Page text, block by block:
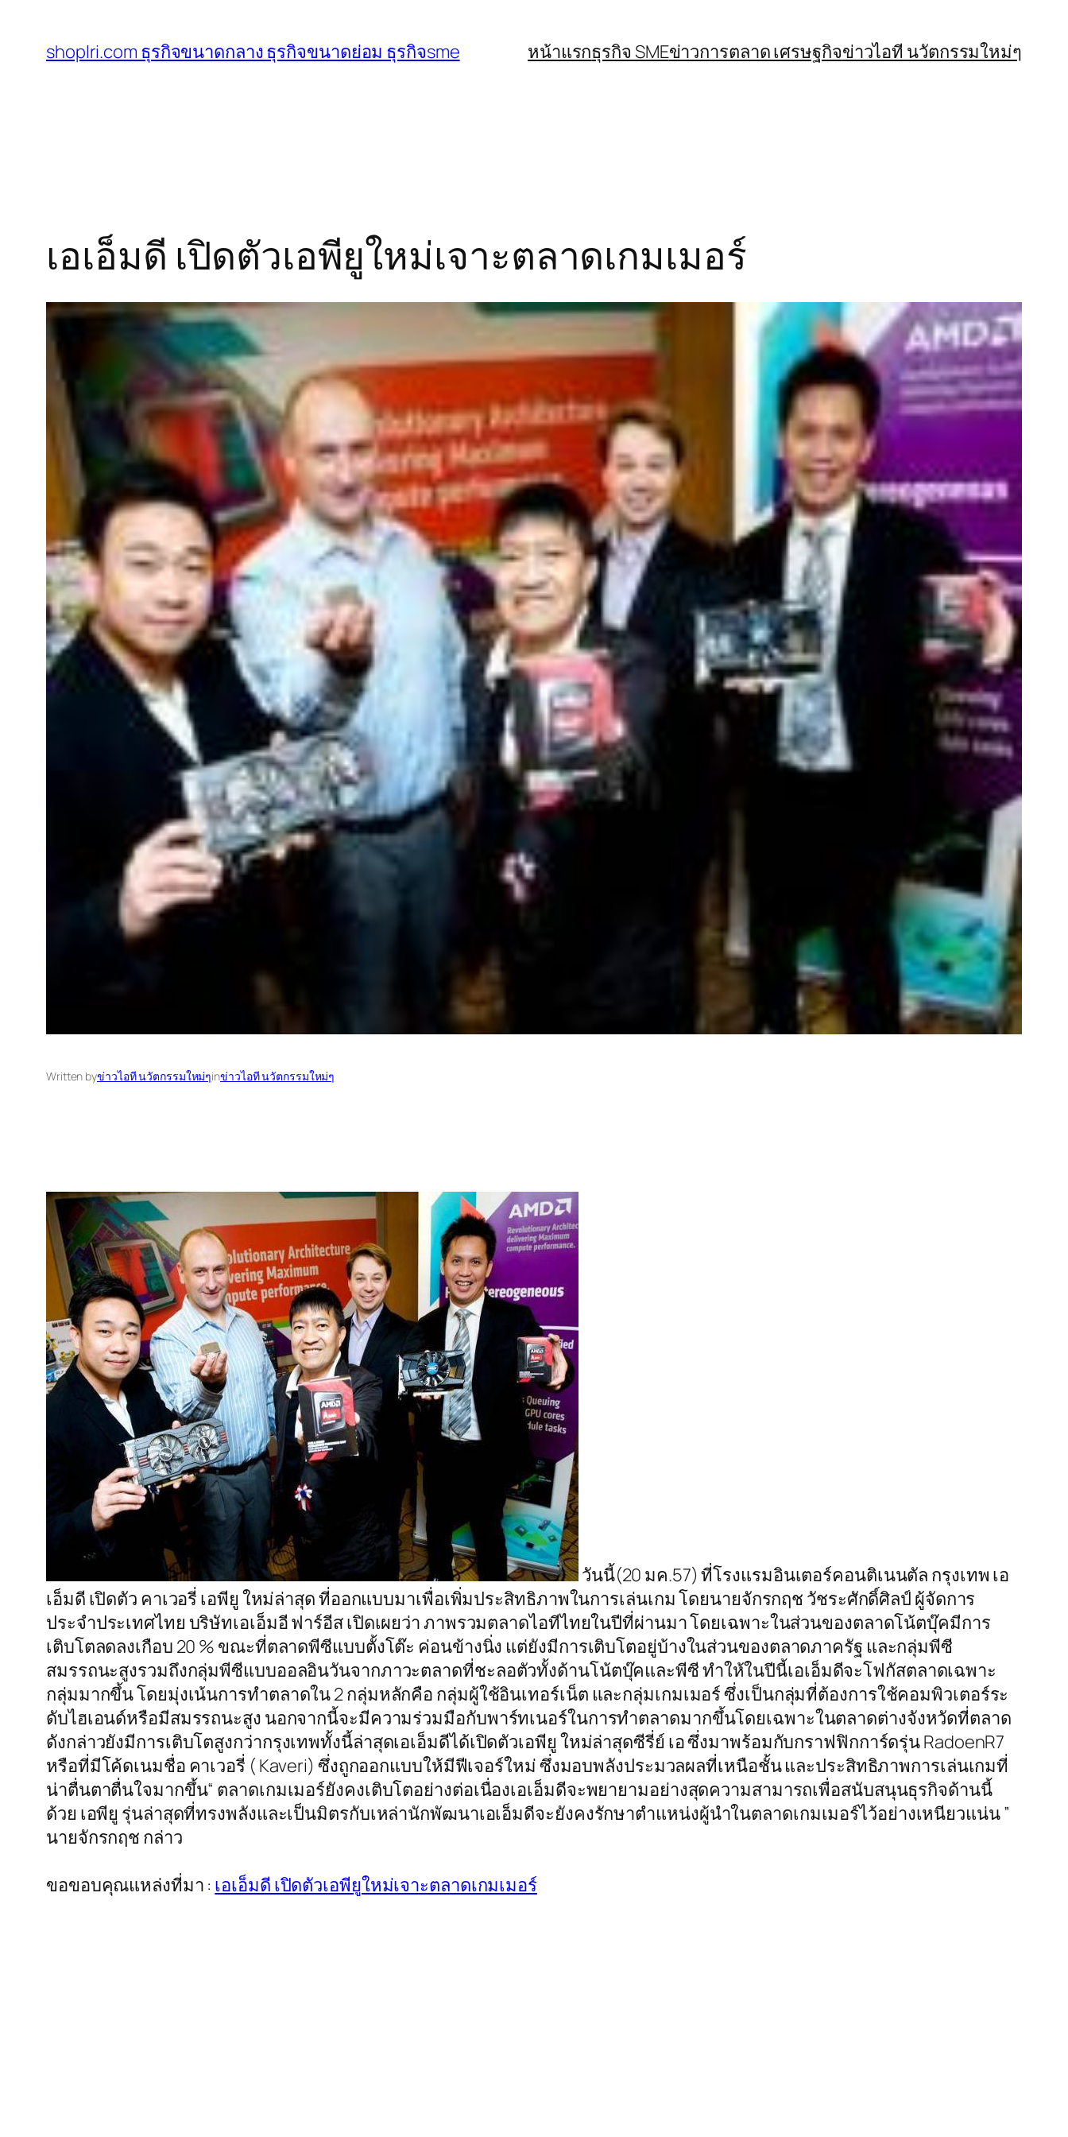
shoplri.com ธุรกิจขนาดกลาง ธุรกิจขนาดย่อม ธุรกิจsme หน้าแรกธุรกิจ SMEข่าวการตลาด เศรษฐกิจข่าวไอที นวัตกรรมใหม่ๆ
เอเอ็มดี เปิดตัวเอพียูใหม่เจาะตลาดเกมเมอร์
Written byข่าวไอที นวัตกรรมใหม่ๆinข่าวไอที นวัตกรรมใหม่ๆ
วันนี้(20 มค.57) ที่โรงแรมอินเตอร์คอนติเนนตัล กรุงเทพ เอ
เอ็มดี เปิดตัว คาเวอรี่ เอพียู ใหม่ล่าสุด ที่ออกแบบมาเพื่อเพิ่มประสิทธิภาพในการเล่นเกม โดยนายจักรกฤช วัชระศักดิ์ศิลป์ ผู้จัดการ
ประจำประเทศไทย บริษัทเอเอ็มอี ฟาร์อีส เปิดเผยว่า ภาพรวมตลาดไอทีไทยในปีที่ผ่านมา โดยเฉพาะในส่วนของตลาดโน้ตบุ๊คมีการ
เติบโตลดลงเกือบ 20 % ขณะที่ตลาดพีซีแบบตั้งโต๊ะ ค่อนข้างนิ่ง แต่ยังมีการเติบโตอยู่บ้างในส่วนของตลาดภาครัฐ และกลุ่มพีซี
สมรรถนะสูงรวมถึงกลุ่มพีซีแบบออลอินวันจากภาวะตลาดที่ชะลอตัวทั้งด้านโน้ตบุ๊คและพีซี ทำให้ในปีนี้เอเอ็มดีจะโฟกัสตลาดเฉพาะ
กลุ่มมากขึ้น โดยมุ่งเน้นการทำตลาดใน 2 กลุ่มหลักคือ กลุ่มผู้ใช้อินเทอร์เน็ต และกลุ่มเกมเมอร์ ซึ่งเป็นกลุ่มที่ต้องการใช้คอมพิวเตอร์ระ
ดับไฮเอนด์หรือมีสมรรถนะสูง นอกจากนี้จะมีความร่วมมือกับพาร์ทเนอร์ในการทำตลาดมากขึ้นโดยเฉพาะในตลาดต่างจังหวัดที่ตลาด
ดังกล่าวยังมีการเติบโตสูงกว่ากรุงเทพทั้งนี้ล่าสุดเอเอ็มดีได้เปิดตัวเอพียู ใหม่ล่าสุดซีรี่ย์ เอ ซึ่งมาพร้อมกับกราฟฟิกการ์ดรุ่น RadoenR7
หรือที่มีโค้ดเนมชื่อ คาเวอรี่ ( Kaveri) ซึ่งถูกออกแบบให้มีฟีเจอร์ใหม่ ซึ่งมอบพลังประมวลผลที่เหนือชั้น และประสิทธิภาพการเล่นเกมที่
น่าตื่นตาตื่นใจมากขึ้น“ ตลาดเกมเมอร์ยังคงเติบโตอย่างต่อเนื่องเอเอ็มดีจะพยายามอย่างสุดความสามารถเพื่อสนับสนุนธุรกิจด้านนี้
ด้วย เอพียู รุ่นล่าสุดที่ทรงพลังและเป็นมิตรกับเหล่านักพัฒนาเอเอ็มดีจะยังคงรักษาตำแหน่งผู้นำในตลาดเกมเมอร์ไว้อย่างเหนียวแน่น ”
นายจักรกฤช กล่าว
ขอขอบคุณแหล่งที่มา : เอเอ็มดี เปิดตัวเอพียูใหม่เจาะตลาดเกมเมอร์